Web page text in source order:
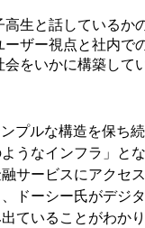
高生と話しているか
ーザー視点と社内で
会をいかに構築して
プルな構造を保ち
ようなインフラ」と
サービスにアクセ
ドーシー氏がデジ
ていることがわかり